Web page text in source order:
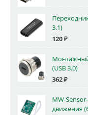
3.1)
120₽
(USB 3.0)
362₽
MW-
движения